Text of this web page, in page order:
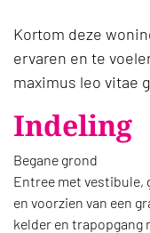
Kortom deze
ervaren en te
maximus leo vitae
Indeling
Begane grond
Entree met vestibule,
en voorzien van een
kelder en trapopgang